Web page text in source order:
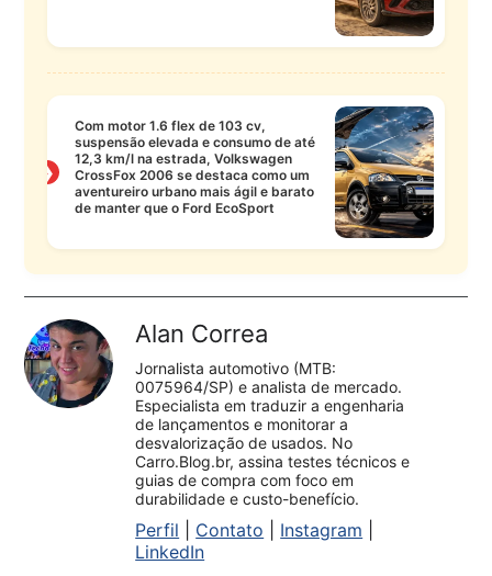
❯
Com motor 1.6 flex de 103 cv,
suspensão elevada e consumo de até
12,3 km/l na estrada, Volkswagen
CrossFox 2006 se destaca como um
aventureiro urbano mais ágil e barato
de manter que o Ford EcoSport
Alan Correa
Jornalista automotivo (MTB:
0075964/SP) e analista de mercado.
Especialista em traduzir a engenharia
de lançamentos e monitorar a
desvalorização de usados. No
Carro.Blog.br, assina testes técnicos e
guias de compra com foco em
durabilidade e custo-benefício.
Perfil Contato Instagram
LinkedIn